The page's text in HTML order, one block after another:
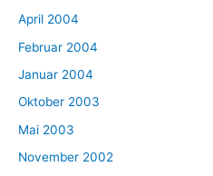
April 2004
Februar 2004
Januar 2004
Oktober 2003
Mai 2003
November 2002